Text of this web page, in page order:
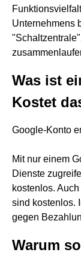
Unternehmens
Was ist
Kostet
Google-Konto
Mit nur einem
Dienste
kostenlos.
sind kostenlos.
gegen
Warum